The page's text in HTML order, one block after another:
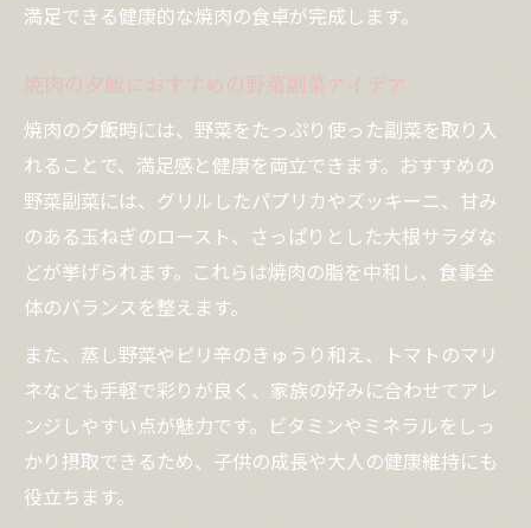
満足できる健康的な焼肉の食卓が完成します。
焼肉の夕飯におすすめの野菜副菜アイデア
焼肉の夕飯時には、野菜をたっぷり使った副菜を取り入
れることで、満足感と健康を両立できます。おすすめの
野菜副菜には、グリルしたパプリカやズッキーニ、甘み
のある玉ねぎのロースト、さっぱりとした大根サラダな
どが挙げられます。これらは焼肉の脂を中和し、食事全
体のバランスを整えます。
また、蒸し野菜やピリ辛のきゅうり和え、トマトのマリ
ネなども手軽で彩りが良く、家族の好みに合わせてアレ
ンジしやすい点が魅力です。ビタミンやミネラルをしっ
かり摂取できるため、子供の成長や大人の健康維持にも
役立ちます。